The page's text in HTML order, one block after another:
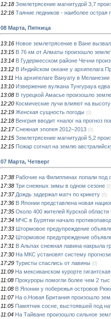
12:18 Землетрясение магнитудой 3,7
12:16 Таяние ледников - наиболее
08 Марта, Пятница
13:16 Новое землетрясение в Ване
13:15 В 76 км от Алматы произошло
13:14 В Гудермесском районе Чечни
13:12 В Индийском океане у архипелага
13:11 На архипелаге Вануату в
13:10 Извержение вулкана Тунгурауа
13:08 В турецкой Амасье произошло
12:20 Космические лучи влияют на
12:19 Женская сущность погоды (0)
12:18 Венгрия вводит «налог на прогноз
12:17 Снежная эпопея 2012–2013 (0)
12:15 Землетрясение магнитудой 5,2
12:15 Пожар согнал на землю
07 Марта, Четверг
17:38 Рабочие на Филиппинах попали под
17:38 Три снежных зимы в одном сезоне
17:37 Дождь задержал матч по крикету (0)
17:36 В Японии представлена новая
17:35 Около 400 жителей Курской области
17:34 МЧС в Бурятии начало
17:33 Штормовое предупреждение
17:32 Штормовое предупреждение
17:31 В Альпах снежная лавина накрыла
17:30 На МКС установят систему
17:29 Туристы спаслись от лавины (0)
11:09 На мексиканском курорте
11:08 Прокуроры помогли более чем 2
11:08 В Японии у побережья островов
11:07 На о.Новая Британия произошло
11:05 Памятник сосне, выстоявшей под
11:04 На Тайване произошло сильное